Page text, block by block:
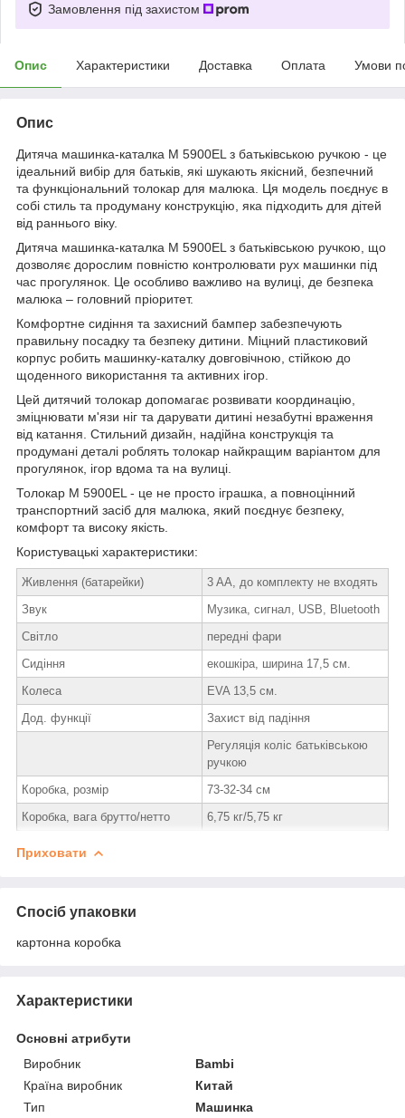
Замовлення під захистом
Опис Характеристики Доставка Оплата Умови
Опис
Дитяча машинка-каталка M 5900EL з батьківською ручкою - це
ідеальний вибір для батьків, які шукають якісний, безпечний
та функціональний толокар для малюка. Ця модель поєднує в
собі стиль та продуману конструкцію, яка підходить для дітей
від раннього віку.
Дитяча машинка-каталка M 5900EL з батьківською ручкою, що
дозволяє дорослим повністю контролювати рух машинки під
час прогулянок. Це особливо важливо на вулиці, де безпека
малюка – головний пріоритет.
Комфортне сидіння та захисний бампер забезпечують
правильну посадку та безпеку дитини. Міцний пластиковий
корпус робить машинку-каталку довговічною, стійкою до
щоденного використання та активних ігор.
Цей дитячий толокар допомагає розвивати координацію,
зміцнювати м'язи ніг та дарувати дитині незабутні враження
від катання. Стильний дизайн, надійна конструкція та
продумані деталі роблять толокар найкращим варіантом для
прогулянок, ігор вдома та на вулиці.
Толокар M 5900EL - це не просто іграшка, а повноцінний
транспортний засіб для малюка, який поєднує безпеку,
комфорт та високу якість.
Користувацькi характеристики:
Живлення (батарейки)
3 AA, до комплекту не входять
Звук
Музика, сигнал, USB, Bluetooth
Світло
передні фари
Сидіння
екошкіра, ширина 17,5 см.
Колеса
EVA 13,5 см.
Дод. функції
Захист від падіння
Регуляція коліс батьківською
ручкою
Коробка, розмір
73-32-34 см
Коробка, вага брутто/нетто
6,75 кг/5,75 кг
Приховати
Спосіб упаковки
картонна коробка
Характеристики
Основні атрибути
Виробник
Bambi
Країна виробник
Китай
Тип
Машинка